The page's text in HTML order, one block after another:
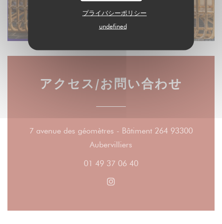
プライバシーポリシー
undefined
アクセス/お問い合わせ
7 avenue des géomètres - Bâtiment 264 93300
Aubervilliers
01 49 37 06 40
Instagram ((新しいウィンド